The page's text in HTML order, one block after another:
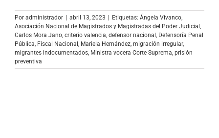
Por administrador | abril 13, 2023 | Etiquetas: Ángela Vivanco
Asociación Nacional de Magistrados y Magistradas del Poder Judicial
Carlos Mora Jano criterio valencia defensor nacional Defensoría Penal
Pública Fiscal Nacional Mariela Hernández migración irregular,
migrantes indocumentados Ministra vocera Corte Suprema prisión
preventiva